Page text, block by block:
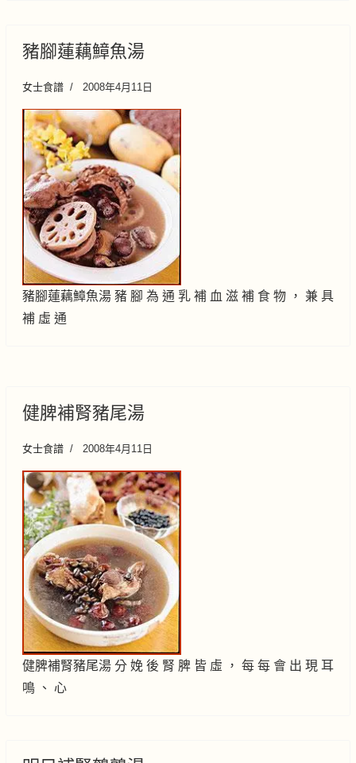
豬腳蓮藕鱆魚湯
女士食譜 2008年4月11日
豬腳蓮藕鱆魚湯 豬 腳 為 通 乳 補 血 滋 補 食 物 ， 兼 具
補 虛 通
健脾補腎豬尾湯
女士食譜 2008年4月11日
健脾補腎豬尾湯 分 娩 後 腎 脾 皆 虛 ， 每 每 會 出 現 耳
鳴 、 心